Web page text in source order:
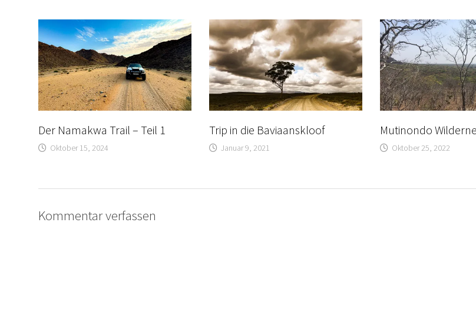
Der Namakwa Trail – Teil 1
Oktober 15, 2024
Trip in die Baviaanskloof
Januar 9, 2021
Mutinondo
Oktober 25, 2022
Kommentar verfassen